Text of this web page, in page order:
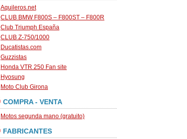
Aquileros.net
CLUB BMW F800S – F800ST – F800R
Club Triumph España
CLUB Z-750/1000
Ducatistas.com
Guzzistas
Honda VTR 250 Fan site
Hyosung
Moto Club Girona
COMPRA - VENTA
Motos segunda mano (gratuito)
FABRICANTES